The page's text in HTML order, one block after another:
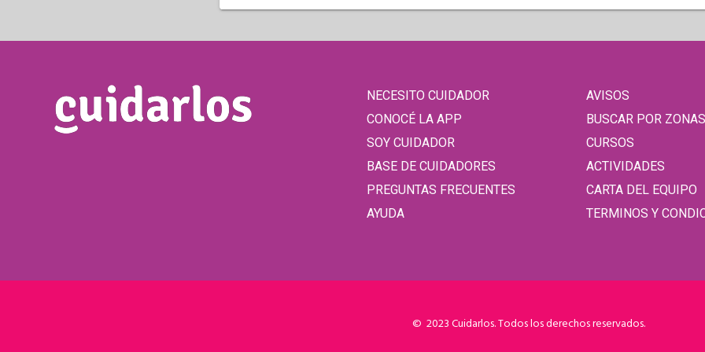
NECESITO CUIDADOR
CONOCÉ LA APP
SOY CUIDADOR
BASE DE CUIDADORES
PREGUNTAS FRECUENTES
AYUDA
AVISOS
BUSCAR POR ZONAS
CURSOS
ACTIVIDADES
CARTA DEL EQUIPO
TERMINOS Y
© 2023 Cuidarlos. Todos los derechos reservados.